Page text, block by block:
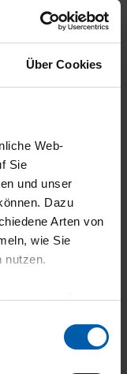
Über Cookies
Web-
Sie
und unser
Dazu
Arten von
wie Sie
nutzen.
notwendige
und
29.07.2026
diese